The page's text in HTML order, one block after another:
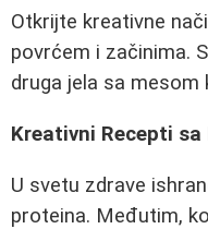
Otkrijte kreativne
povrćem i začinima.
druga jela sa
Kreativni Recepti
U svetu zdrave
proteina. Međutim,